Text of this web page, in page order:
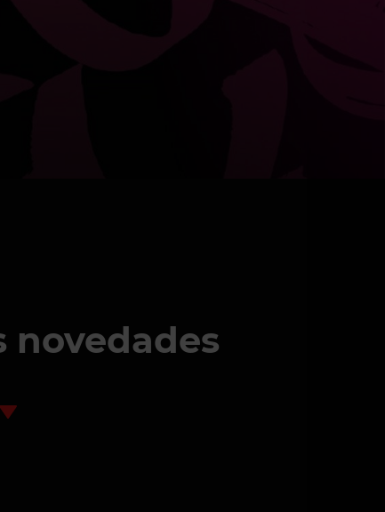
novedades